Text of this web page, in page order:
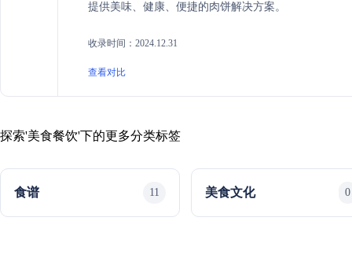
提供美味、健康、便捷的肉饼解决方案。
收录时间：2024.12.31
查看对比
探索'美食餐饮'下的更多分类标签
食谱 11 美食文化 0